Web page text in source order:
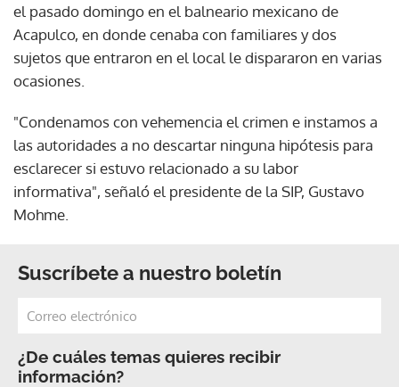
el pasado domingo en el balneario mexicano de
Acapulco, en donde cenaba con familiares y dos
sujetos que entraron en el local le dispararon en varias
ocasiones.
"Condenamos con vehemencia el crimen e instamos a
las autoridades a no descartar ninguna hipótesis para
esclarecer si estuvo relacionado a su labor
informativa", señaló el presidente de la SIP, Gustavo
Mohme.
Suscríbete a nuestro boletín
¿De cuáles temas quieres recibir
información?